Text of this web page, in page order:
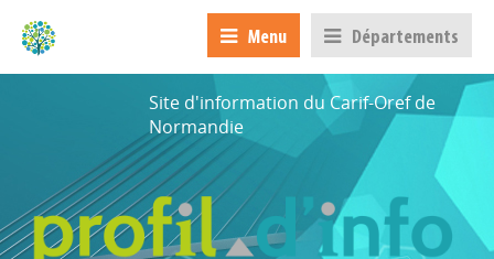
Menu Départements
Site d'information du Carif-Oref de
Normandie